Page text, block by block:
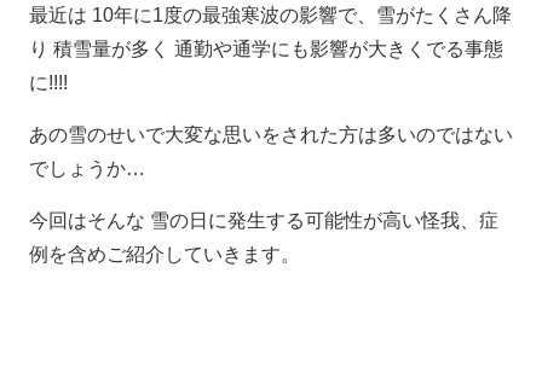
最近は 10年に1度の最強寒波の影響で、雪がたくさん降
り 積雪量が多く 通勤や通学にも影響が大きくでる事態
に!!!!
あの雪のせいで大変な思いをされた方は多いのではない
でしょうか…
今回はそんな 雪の日に発生する可能性が高い怪我、症
例を含めご紹介していきます。